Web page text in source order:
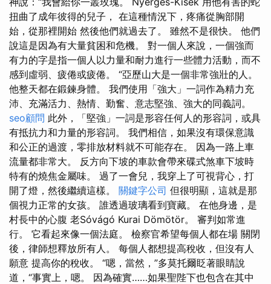
扭曲了成年彼得的兒子， 在這種情況下，疼痛從胸部開
始，從那裡開始 然後他們就過去了。 雖然不是很快。 他們
說這是因為有大量貧困和危機。 對一個人來說，一個強而
有力的字是指一個人以力量和耐力進行一些體力活動，而不
感到虛弱、疲倦或疲倦。 “亞歷山大是一個非常強壯的人。
他整天都在鍛鍊身體。 我們使用「強大」一詞作為精力充
沛、充滿活力、熱情、勤奮、意志堅強、強大的同義詞。
seo顧問 此外，「堅強」一詞是形容任何人的形容詞，或具
有抵抗力和力量的形容詞。 我們相信，如果沒有環保意識
和公正的過渡，零排放材料就不可能存在。 因為一路上車
流量都非常大。 反方向下坡的車款會帶來碟式煞車下坡時
特有的燒焦金屬味。 過了一會兒，我穿上了可視背心，打
開了燈，然後繼續這樣。 關鍵字公司 但很明顯，這就是那
個視力正常的女孩。 誰透過玻璃看到寶藏。 在他身邊，是
村長中的心腹 老Sóvágó Kurai Dömötör。 審判如常進
行。 它看起來像一個法庭。 檢察官希望每個人都在場 關閉
後，律師想釋放所有人。 每個人都想提高稅收，但沒有人
願意 提高你的稅收。 “嗯，當然，”多莫托爾眨著眼睛說
道，“事實上，嗯。 因為確實……如果聖陛下也包含在其中